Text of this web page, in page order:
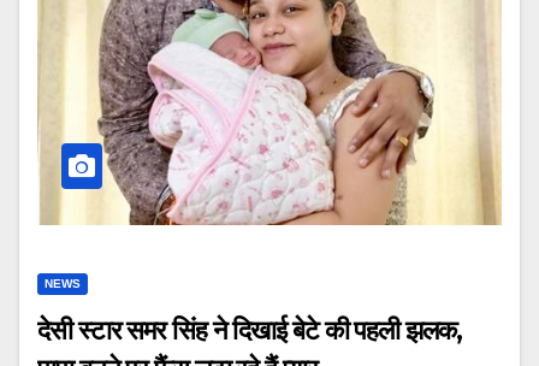
NEWS
देसी स्टार समर सिंह ने दिखाई बेटे की पहली झलक,